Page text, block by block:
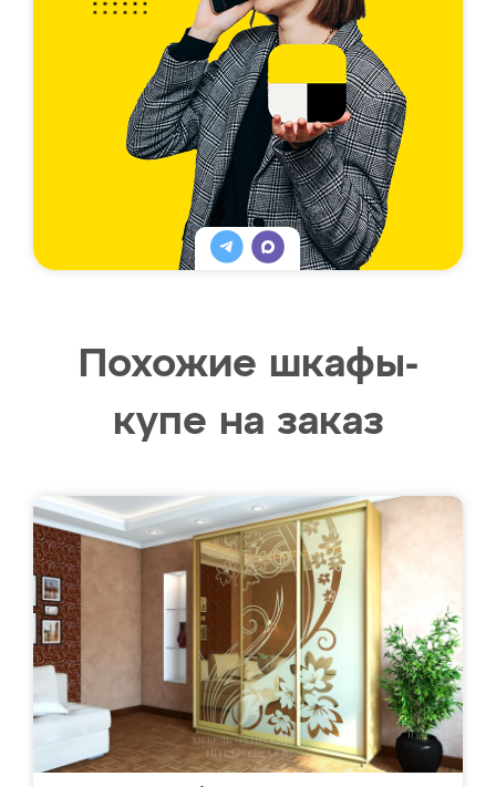
Похожие шкафы-
купе на заказ